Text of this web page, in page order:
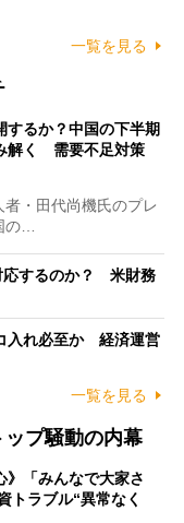
一覧を見る
するか？中国の下半期
解く 需要不足対策
・田代尚機氏のプレ
の…
応するのか？ 米財務
入れ必至か 経済運営
一覧を見る
ップ騒動の内幕
》「みんなで大家さ
トラブル“異常なく